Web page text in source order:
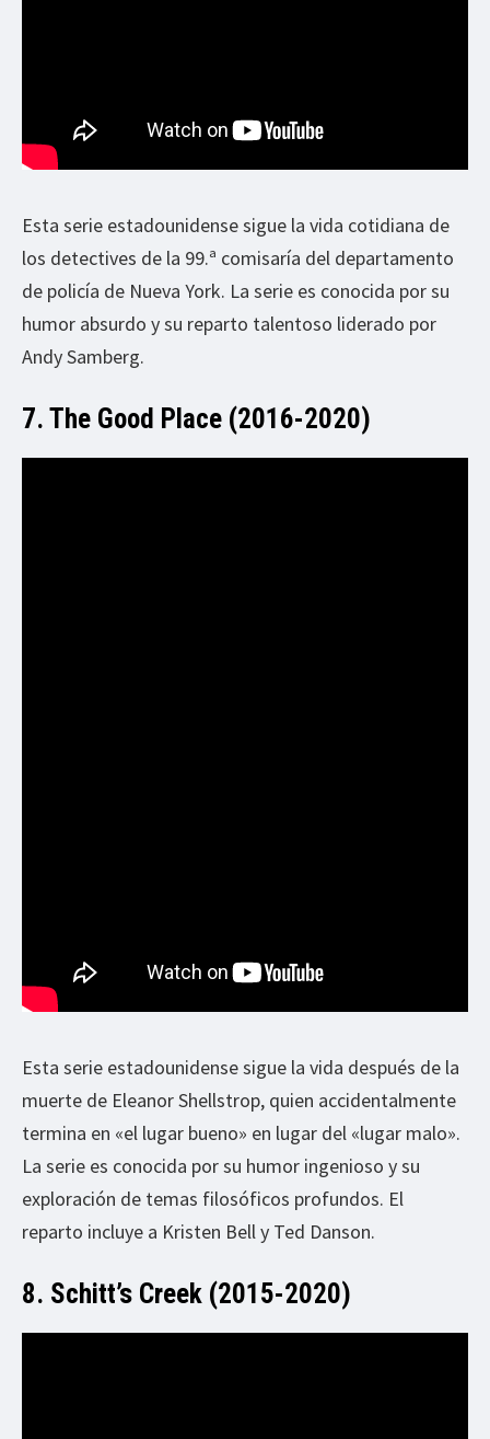
Esta serie estadounidense sigue la vida cotidiana de
los detectives de la 99.ª comisaría del departamento
de policía de Nueva York. La serie es conocida por su
humor absurdo y su reparto talentoso liderado por
Andy Samberg.
7. The Good Place (2016-2020)
Esta serie estadounidense sigue la vida después de la
muerte de Eleanor Shellstrop, quien accidentalmente
termina en «el lugar bueno» en lugar del «lugar malo».
La serie es conocida por su humor ingenioso y su
exploración de temas filosóficos profundos. El
reparto incluye a Kristen Bell y Ted Danson.
8. Schitt’s Creek (2015-2020)